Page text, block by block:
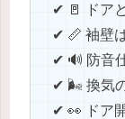
✔ 🚪 ドア
✔ 📏 袖壁
✔ 🔊 防音
✔ 🌬️ 換気
✔ 👀 ドア